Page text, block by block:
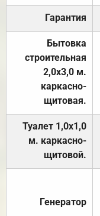
Гарантия
Бытовка
строительная
2,0х3,0 м.
каркасно-
щитовая.
Туалет 1,0х1,0
м. каркасно-
щитовой.
Генератор